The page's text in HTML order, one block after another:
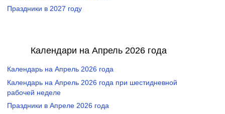
Праздники в 2027 году
Календари на Апрель 2026 года
Календарь на Апрель 2026 года
Календарь на Апрель 2026 года при шестидневной
рабочей неделе
Праздники в Апреле 2026 года